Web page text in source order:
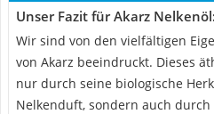
Unser Fazit für Akarz Nelkenöl:
Wir sind von den vielfältigen
von Akarz beeindruckt. Dieses
nur durch seine biologische
Nelkenduft, sondern auch durch